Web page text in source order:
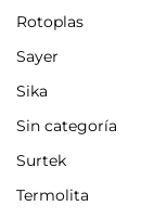
Rotoplas
Sayer
Sika
Sin categoría
Surtek
Termolita